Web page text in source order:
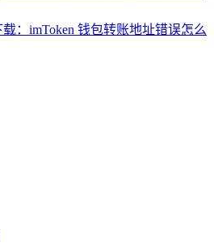
：imToken 钱包转账地址错误怎么